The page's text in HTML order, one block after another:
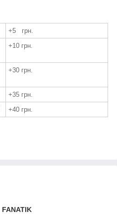
+5 грн.
+10 грн.
+30 грн.
+35 грн.
+40 грн.
FANATIK